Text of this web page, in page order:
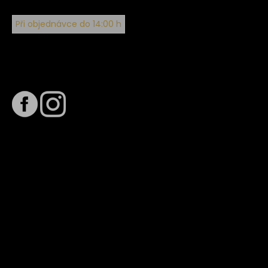
Při objednávce do 14:00 h